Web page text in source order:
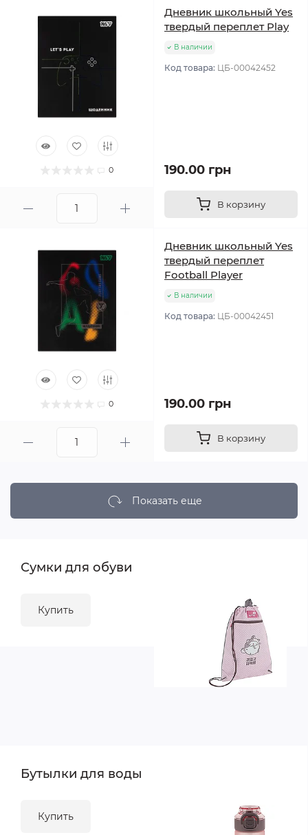
0
Дневник школьный Yes
твердый переплет Play
В наличии
Код товара: ЦБ-00042452
190.00 грн
В корзину
0
Дневник школьный Yes
твердый переплет
Football Player
В наличии
Код товара: ЦБ-00042451
190.00 грн
В корзину
Показать еще
Сумки для обуви
Купить
Бутылки для воды
Купить